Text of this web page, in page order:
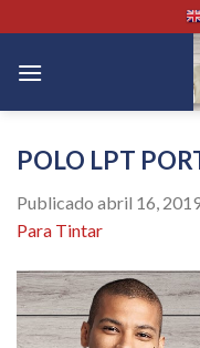
to
content
POLO LPT
Publicado abril 16,
Para Tintar